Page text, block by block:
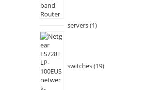
servers 1
switches 19